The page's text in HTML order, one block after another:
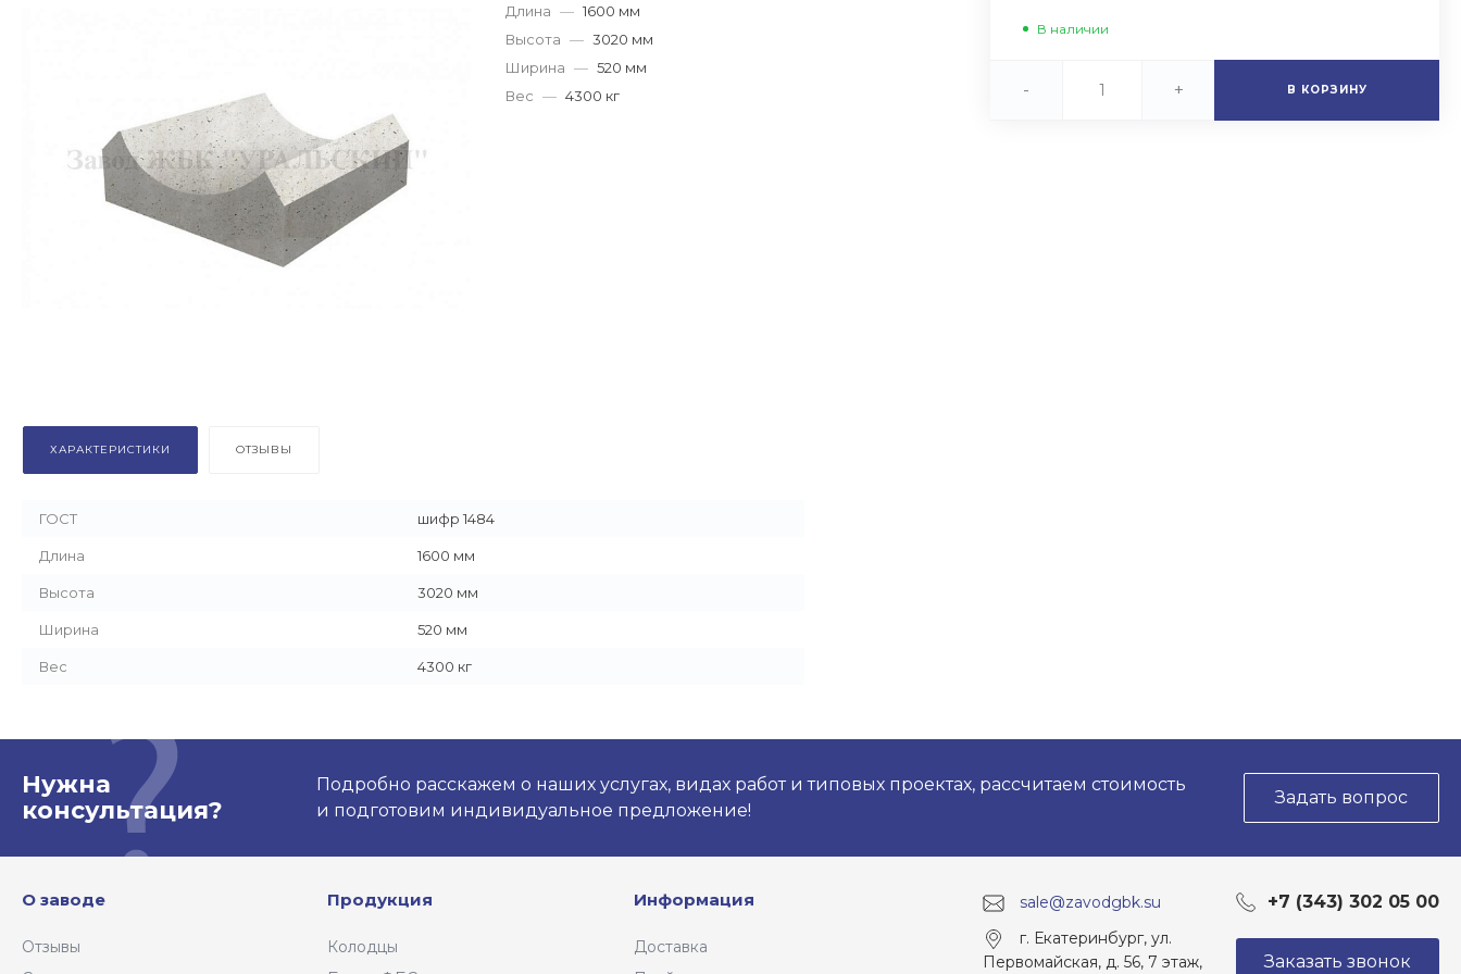
Длина — 1600 мм
Высота — 3020 мм
Ширина — 520 мм
Вес — 4300 кг
В наличии
- + В КОРЗИНУ
ХАРАКТЕРИСТИКИ ОТЗЫВЫ
ГОСТ шифр 1484
Длина 1600 мм
Высота 3020 мм
Ширина 520 мм
Вес 4300 кг
Нужна
консультация?
Подробно расскажем о наших услугах, видах работ и типовых проектах, рассчитаем стоимость
и подготовим индивидуальное предложение!
Задать вопрос
О заводе
Отзывы
Продукция
Колодцы
Информация
Доставка
sale@zavodgbk.su +7 (343) 302 05 00
г. Екатеринбург, ул.
Первомайская, д. 56, 7 этаж,
Заказать звонок